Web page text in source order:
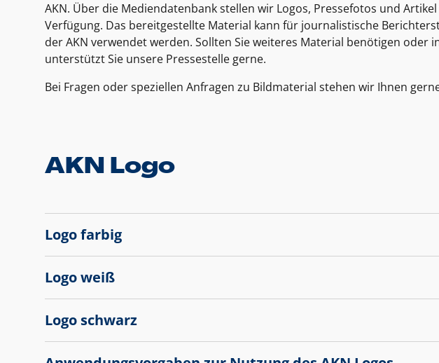
AKN. Über die Mediendatenbank stellen wir Logos, Pressefotos und
Verfügung. Das bereitgestellte Material kann für journalistische
der AKN verwendet werden. Sollten Sie weiteres Material benötigen oder
unterstützt Sie unsere Pressestelle gerne.
Bei Fragen oder speziellen Anfragen zu Bildmaterial stehen wir Ihnen
AKN Logo
Logo farbig
Logo weiß
Logo schwarz